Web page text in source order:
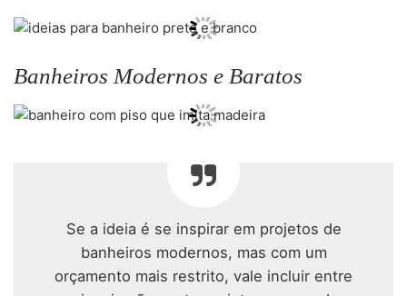
Banheiros Modernos e Baratos
Se a ideia é se inspirar em projetos de
banheiros modernos, mas com um
orçamento mais restrito, vale incluir entre